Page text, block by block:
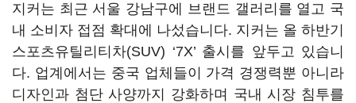
지커는 최근 서울 강남구에 브랜드 갤러리를 열고 국
내 소비자 접점 확대에 나섰습니다. 지커는 올 하반기
스포츠유틸리티차(SUV) ‘7X’ 출시를 앞두고 있습니
다. 업계에서는 중국 업체들이 가격 경쟁력뿐 아니라
디자인과 첨단 사양까지 강화하며 국내 시장 침투를